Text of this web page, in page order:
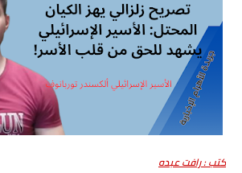
كتب : رافت عبده